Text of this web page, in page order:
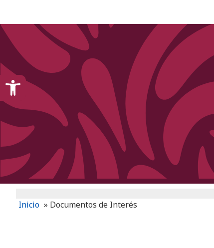
Inicio » Documentos de Interés
Open toolbar